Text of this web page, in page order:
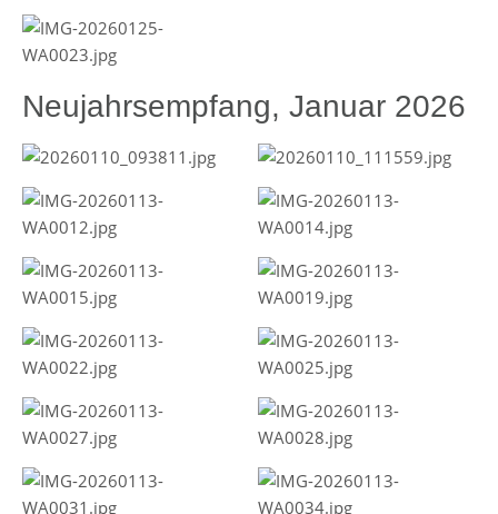
Neujahrsempfang, Januar 2026